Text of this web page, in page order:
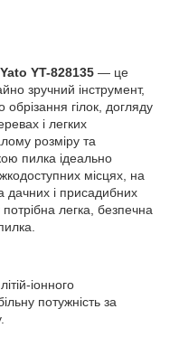
Yato YT-828135 — це
зручний інструмент,
гілок, догляду
і легких
розміру та
пилка ідеально
місцях, на
дачних і присадибних
легка, безпечна
іонного
потужність за